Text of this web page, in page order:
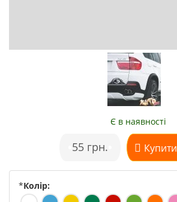
Є в наявності
55 грн. Купити
*Колір: